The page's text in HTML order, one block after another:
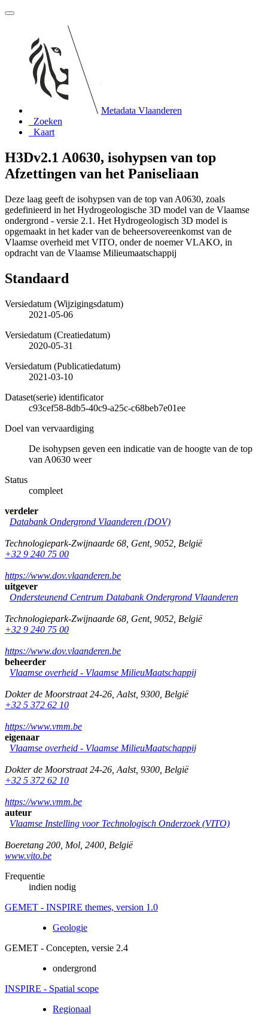
Metadata Vlaanderen
Zoeken
Kaart
H3Dv2.1 A0630, isohypsen van top
Afzettingen van het Paniseliaan
Deze laag geeft de isohypsen van de top van A0630, zoals
gedefinieerd in het Hydrogeologische 3D model van de Vlaamse
ondergrond - versie 2.1. Het Hydrogeologisch 3D model is
opgemaakt in het kader van de beheersovereenkomst van de
Vlaamse overheid met VITO, onder de noemer VLAKO, in
opdracht van de Vlaamse Milieumaatschappij
Standaard
Versiedatum (Wijzigingsdatum)
2021-05-06
Versiedatum (Creatiedatum)
2020-05-31
Versiedatum (Publicatiedatum)
2021-03-10
Dataset(serie) identificator
c93cef58-8db5-40c9-a25c-c68beb7e01ee
Doel van vervaardiging
De isohypsen geven een indicatie van de hoogte van de top
van A0630 weer
Status
compleet
verdeler
Databank Ondergrond Vlaanderen (DOV)
Technologiepark-Zwijnaarde 68 Gent, 9052 België
+32 9 240 75 00
https://www.dov.vlaanderen.be
uitgever
Ondersteunend Centrum Databank Ondergrond Vlaanderen
Technologiepark-Zwijnaarde 68 Gent, 9052 België
+32 9 240 75 00
https://www.dov.vlaanderen.be
beheerder
Vlaamse overheid - Vlaamse MilieuMaatschappij
Dokter de Moorstraat 24-26 Aalst, 9300 België
+32 5 372 62 10
https://www.vmm.be
eigenaar
Vlaamse overheid - Vlaamse MilieuMaatschappij
Dokter de Moorstraat 24-26 Aalst, 9300 België
+32 5 372 62 10
https://www.vmm.be
auteur
Vlaamse Instelling voor Technologisch Onderzoek (VITO)
Boeretang 200 Mol 2400 België
www.vito.be
Frequentie
indien nodig
GEMET - INSPIRE themes, version 1.0
Geologie
GEMET - Concepten, versie 2.4
ondergrond
INSPIRE - Spatial scope
Regionaal